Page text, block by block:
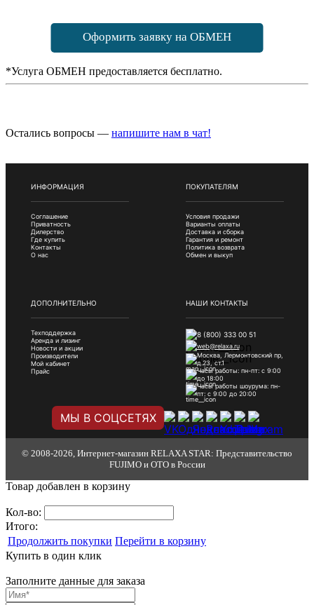
Оформить заявку на ОБМЕН
*Услуга ОБМЕН предоставляется бесплатно.
Остались вопросы — напишите нам в чат!
ИНФОРМАЦИЯ
Соглашение
Приватность
Дилерство
Где купить
Контакты
О нас
ПОКУПАТЕЛЯМ
Условия продажи
Варианты оплаты
Доставка и сборка
Гарантия и ремонт
Политика возврата
Обмен и выкуп
ДОПОЛНИТЕЛЬНО
Техподдержка
Аренда и лизинг
Новости и акции
Производители
Мой кабинет
Прайс
НАШИ КОНТАКТЫ
8 (800) 333 00 51
web@relaxa.ru
Москва, Лермонтовский пр,
д.23, ст.1
Часы работы: пн-пт: с 9:00
до 18:00
Часы работы шоурума: пн-
пт: с 9:00 до 20:00
МЫ В СОЦСЕТЯХ
© 2008-2026, Интернет-магазин RELAXA STAR: Представительство
FUJIMO и OTO в России
Товар добавлен в корзину
Кол-во:
Итого:
Продолжить покупки Перейти в корзину
Купить в один клик
Заполните данные для заказа